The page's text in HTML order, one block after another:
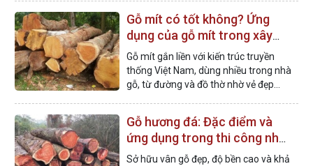
Gỗ mít có tốt không? Ứng
dụng của gỗ mít trong xây
dựng nhà gỗ
Gỗ mít gắn liền với kiến trúc truyền
thống Việt Nam, dùng nhiều trong nhà
gỗ, từ đường và đồ thờ nhờ vẻ đẹp
Gỗ hương đá: Đặc điểm và
ứng dụng trong thi công nhà
gỗ
Sở hữu vân gỗ đẹp, độ bền cao và khả